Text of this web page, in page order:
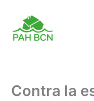
content
Contra la